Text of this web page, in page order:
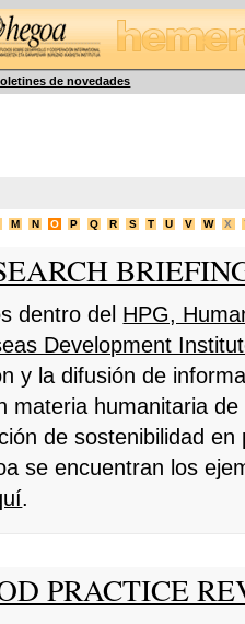
de novedades
M N O P Q R S T U V W X
dentro del HPG,
Development
y la difusión de
materia humanitaria
de sostenibilidad
se encuentran los
.
PRACTICE